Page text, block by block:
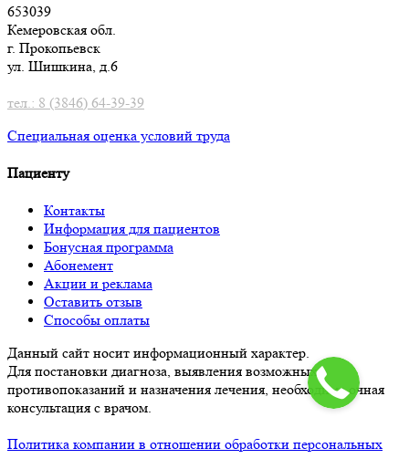
653039
Кемеровская обл.
г. Прокопьевск
ул. Шишкина, д.6
тел.: 8 (3846) 64-39-39
Специальная оценка условий труда
Пациенту
Контакты
Информация для пациентов
Бонусная программа
Абонемент
Акции и реклама
Оставить отзыв
Способы оплаты
Данный сайт носит информационный характер.
Для постановки диагноза, выявления возможных
противопоказаний и назначения лечения, необходима очная
консультация с врачом.
Политика компании в отношении обработки персональных